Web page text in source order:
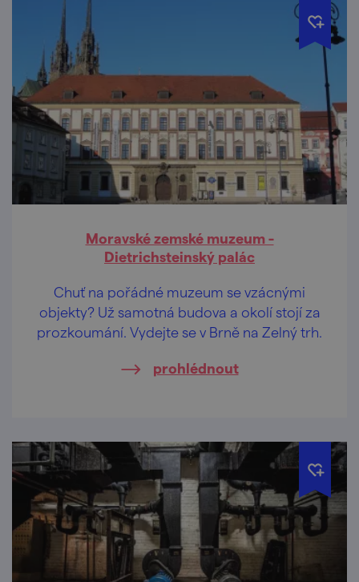
Moravské zemské muzeum -
Dietrichsteinský palác
Chuť na pořádné muzeum se vzácnými
objekty? Už samotná budova a okolí stojí za
prozkoumání. Vydejte se v Brně na Zelný trh.
prohlédnout